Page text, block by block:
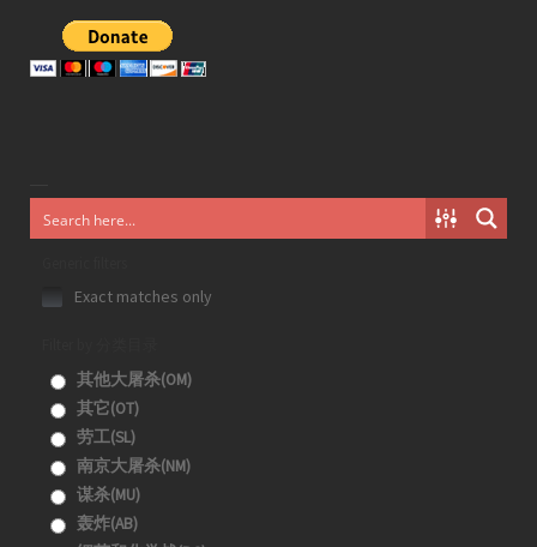
Exact matches only
其他大屠杀(OM)
其它(OT)
劳工(SL)
南京大屠杀(NM)
谋杀(MU)
轰炸(AB)